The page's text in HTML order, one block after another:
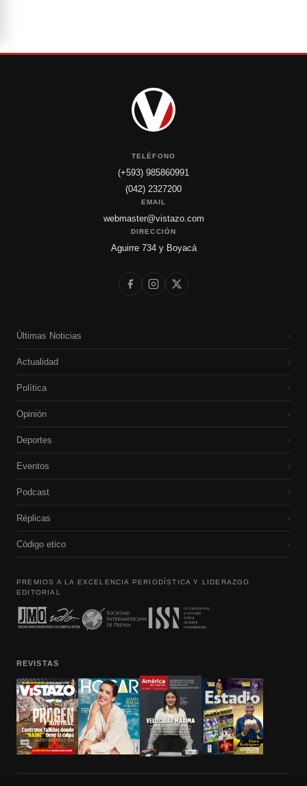
TELÉFONO
(+593) 985860991
(042) 2327200
EMAIL
webmaster@vistazo.com
DIRECCIÓN
Aguirre 734 y Boyacá
Últimas Noticias ›
Actualidad ›
Política ›
Opinión ›
Deportes ›
Eventos ›
Podcast ›
Réplicas ›
Código etico ›
PREMIOS A LA EXCELENCIA PERIODÍSTICA Y LIDERAZGO
EDITORIAL
REVISTAS